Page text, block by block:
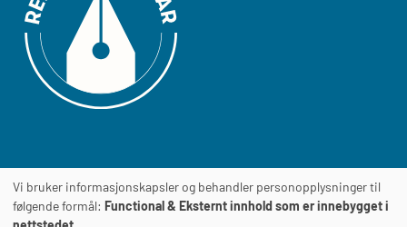
JournalensTILGJENGELIGHETSERKLÆRING
Vi bruker informasjonskapsler og behandler personopplysninger til
følgende formål: Functional & Eksternt innhold som er innebygget i